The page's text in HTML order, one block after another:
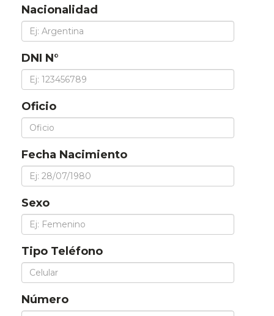
Nacionalidad
DNI N°
Oficio
Fecha Nacimiento
Sexo
Tipo Teléfono
Número